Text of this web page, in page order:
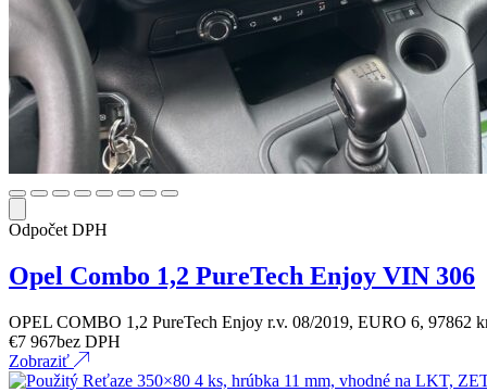
Odpočet DPH
Opel Combo 1,2 PureTech Enjoy VIN 306
OPEL COMBO 1,2 PureTech Enjoy r.v. 08/2019, EURO 6, 97862
€7 967bez DPH
Zobraziť